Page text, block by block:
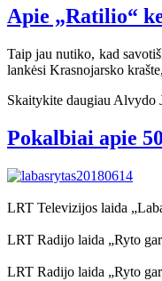
Apie „Ratilio“
Taip jau nutiko, kad
lankėsi Krasnojarsko
Skaitykite daugiau Alvydo
Pokalbiai apie
LRT Televizijos laida
LRT Radijo laida „Ryto
LRT Radijo laida „Ryto